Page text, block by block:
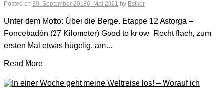
Posted on 30. September 20186. Mai 2021 by Esther
Unter dem Motto: Über die Berge. Etappe 12 Astorga –
Foncebadón (27 Kilometer) Good to know Recht flach, zum
ersten Mal etwas hügelig, am…
Read More